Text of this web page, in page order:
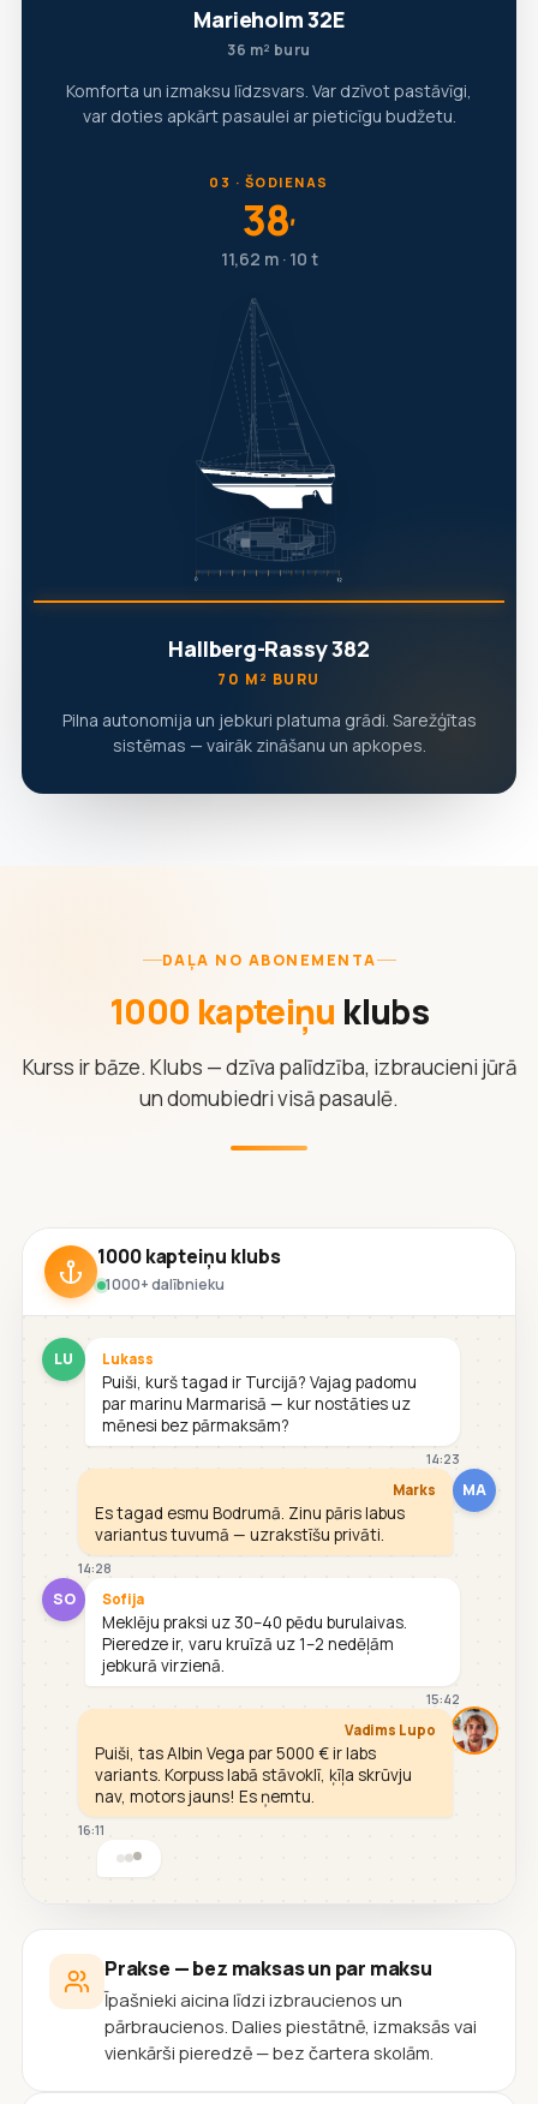
Marieholm 32E
36 m² buru
Komforta un izmaksu līdzsvars. Var dzīvot pastāvīgi,
var doties apkārt pasaulei ar pieticīgu budžetu.
03 · ŠODIENAS
38′
11,62 m · 10 t
Hallberg-Rassy 382
70 M² BURU
Pilna autonomija un jebkuri platuma grādi. Sarežģītas
sistēmas — vairāk zināšanu un apkopes.
DAĻA NO ABONEMENTA
1000 kapteiņu klubs
Kurss ir bāze. Klubs — dzīva palīdzība, izbraucieni jūrā
un domubiedri visā pasaulē.
1000 kapteiņu klubs
1000+ dalībnieku
LU Lukass
Puiši, kurš tagad ir Turcijā? Vajag padomu
par marinu Marmarisā — kur nostāties uz
mēnesi bez pārmaksām?
14:23
MA
Marks
Es tagad esmu Bodrumā. Zinu pāris labus
variantus tuvumā — uzrakstīšu privāti.
14:28
SO Sofija
Meklēju praksi uz 30–40 pēdu burulaivas.
Pieredze ir, varu kruīzā uz 1–2 nedēļām
jebkurā virzienā.
15:42
Vadims Lupo
Puiši, tas Albin Vega par 5000 € ir labs
variants. Korpuss labā stāvoklī, ķīļa skrūvju
nav, motors jauns! Es ņemtu.
16:11
Prakse — bez maksas un par maksu
Īpašnieki aicina līdzi izbraucienos un
pārbraucienos. Dalies piestātnē, izmaksās vai
vienkārši pieredzē — bez čartera skolām.